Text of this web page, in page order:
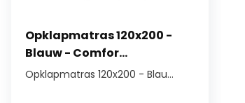
Opklapmatras 120x200 -
Blauw - Comfor...
Opklapmatras 120x200 - Blau...